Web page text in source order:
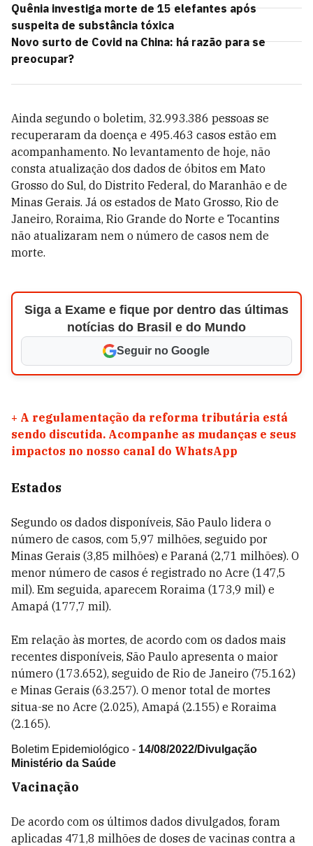
Quênia investiga morte de 15 elefantes após
suspeita de substância tóxica
Novo surto de Covid na China: há razão para se
preocupar?
Ainda segundo o boletim, 32.993.386 pessoas se
recuperaram da doença e 495.463 casos estão em
acompanhamento. No levantamento de hoje, não
consta atualização dos dados de óbitos em Mato
Grosso do Sul, do Distrito Federal, do Maranhão e de
Minas Gerais. Já os estados de Mato Grosso, Rio de
Janeiro, Roraima, Rio Grande do Norte e Tocantins
não atualizaram nem o número de casos nem de
morte.
Siga a Exame e fique por dentro das últimas
notícias do Brasil e do Mundo
Seguir no Google
+ A regulamentação da reforma tributária está
sendo discutida. Acompanhe as mudanças e seus
impactos no nosso canal do WhatsApp
Estados
Segundo os dados disponíveis, São Paulo lidera o
número de casos, com 5,97 milhões, seguido por
Minas Gerais (3,85 milhões) e Paraná (2,71 milhões). O
menor número de casos é registrado no Acre (147,5
mil). Em seguida, aparecem Roraima (173,9 mil) e
Amapá (177,7 mil).
Em relação às mortes, de acordo com os dados mais
recentes disponíveis, São Paulo apresenta o maior
número (173.652), seguido de Rio de Janeiro (75.162)
e Minas Gerais (63.257). O menor total de mortes
situa-se no Acre (2.025), Amapá (2.155) e Roraima
(2.165).
Boletim Epidemiológico - 14/08/2022/Divulgação
Ministério da Saúde
Vacinação
De acordo com os últimos dados divulgados, foram
aplicadas 471,8 milhões de doses de vacinas contra a